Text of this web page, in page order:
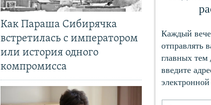
Как Параша Сибирячка
встретилась с императором
или история одного
компромисса